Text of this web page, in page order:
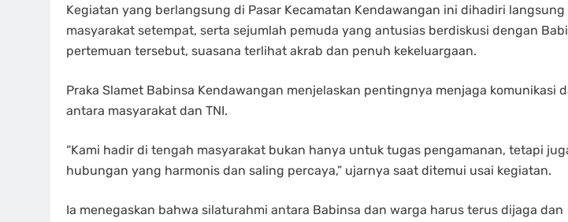
Kegiatan yang berlangsung di Pasar Kecamatan Kendawangan ini dihadiri langsung
masyarakat setempat, serta sejumlah pemuda yang antusias berdiskusi dengan
pertemuan tersebut, suasana terlihat akrab dan penuh kekeluargaan.
Praka Slamet Babinsa Kendawangan menjelaskan pentingnya menjaga komunikasi
antara masyarakat dan TNI.
“Kami hadir di tengah masyarakat bukan hanya untuk tugas pengamanan, tetapi
hubungan yang harmonis dan saling percaya,” ujarnya saat ditemui usai kegiatan.
Ia menegaskan bahwa silaturahmi antara Babinsa dan warga harus terus dijaga dan